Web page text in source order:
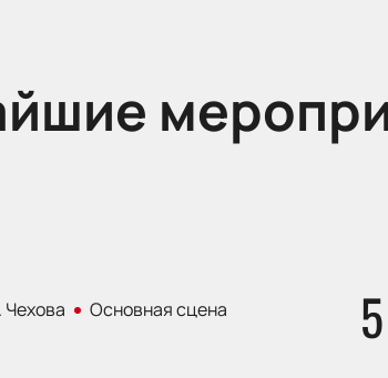
Основная сцена 5